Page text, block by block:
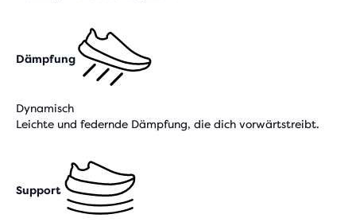
Dämpfung
Dynamisch
Leichte und federnde Dämpfung, die dich vorwärtstreibt.
Support